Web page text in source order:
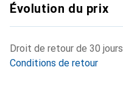
Évolution du prix
Droit de retour de 30 jours
Conditions de retour